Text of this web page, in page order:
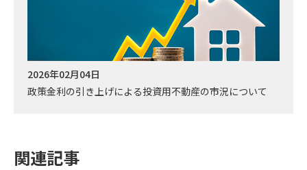
2026年02月04日
政策金利の引き上げによる投資用不動産の市況について
関連記事